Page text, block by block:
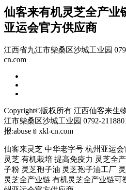
仙客来有机灵芝全产业
亚运会官方供应商
江西省九江市柴桑区沙城工业园
cn.com
Copyright©版权所有 江西仙客来生
江市柴桑区沙城工业园 0792-
报:abuse﹫xkl-cn.com
仙客来灵芝 中华老字号 杭州亚运
灵芝 有机栽培 提高免疫力 灵芝全
子粉 灵芝孢子油 灵芝孢子油工厂
灵芝全产业链 有机灵芝全产业链可